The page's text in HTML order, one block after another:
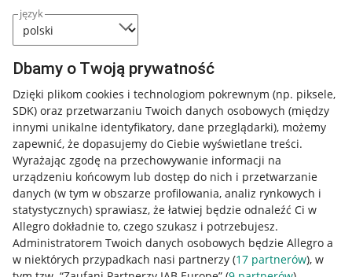
język
Dbamy o Twoją prywatność
Dzięki plikom cookies i technologiom pokrewnym (np. piksele,
SDK) oraz przetwarzaniu Twoich danych osobowych (między
innymi unikalne identyfikatory, dane przeglądarki), możemy
zapewnić, że dopasujemy do Ciebie wyświetlane treści.
Wyrażając zgodę na przechowywanie informacji na
urządzeniu końcowym lub dostęp do nich i przetwarzanie
danych (w tym w obszarze profilowania, analiz rynkowych i
statystycznych) sprawiasz, że łatwiej będzie odnaleźć Ci w
Allegro dokładnie to, czego szukasz i potrzebujesz.
Administratorem Twoich danych osobowych będzie Allegro a
w niektórych przypadkach nasi partnerzy (17 partnerów), w